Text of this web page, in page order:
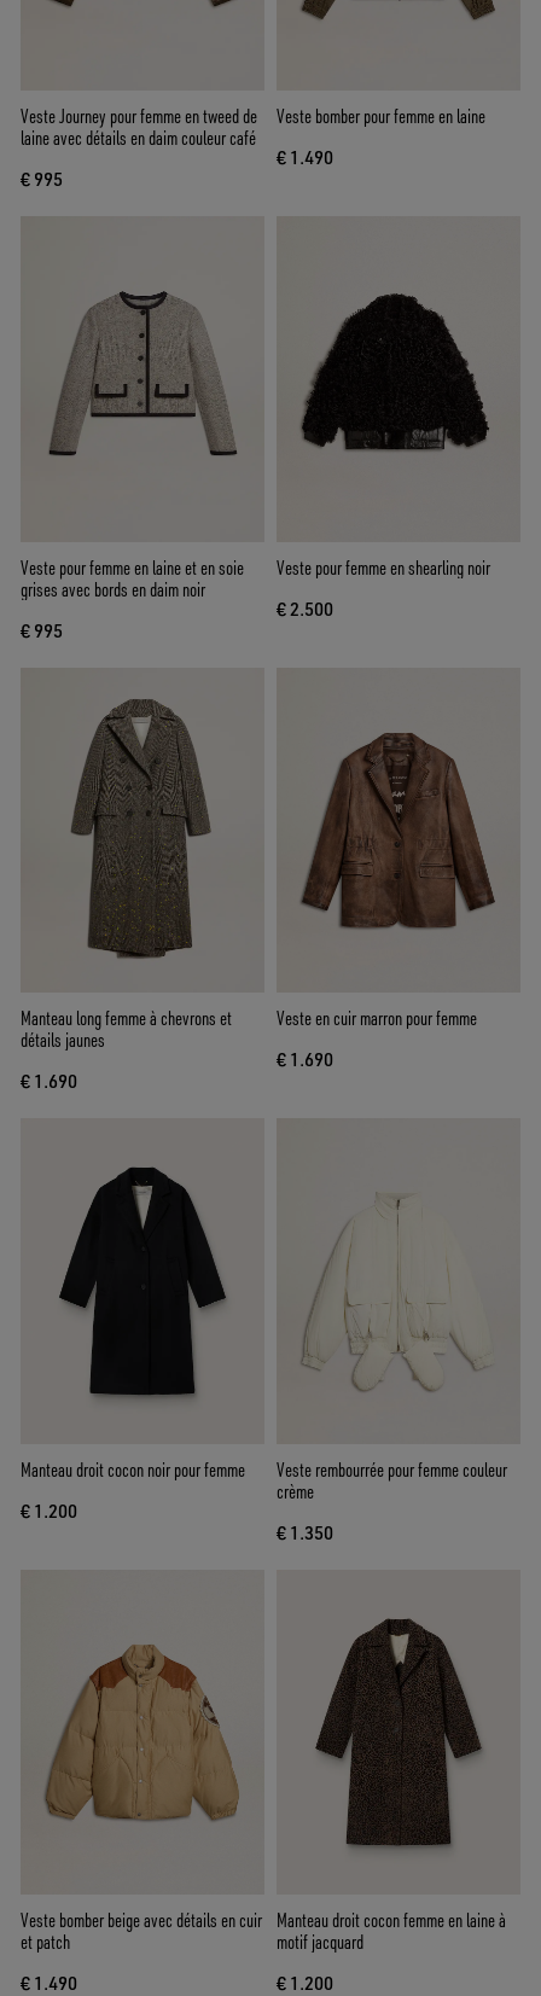
Veste Journey pour femme en tweed de
laine avec détails en daim couleur café
€ 995
Veste bomber pour femme en laine
€ 1.490
Veste pour femme en laine et en soie
grises avec bords en daim noir
€ 995
Veste pour femme en shearling noir
€ 2.500
Manteau long femme à chevrons et
détails jaunes
€ 1.690
Veste en cuir marron pour femme
€ 1.690
Manteau droit cocon noir pour femme
€ 1.200
Veste rembourrée pour femme couleur
crème
€ 1.350
Veste bomber beige avec détails en cuir
et patch
€ 1.490
Manteau droit cocon femme en laine à
motif jacquard
€ 1.200